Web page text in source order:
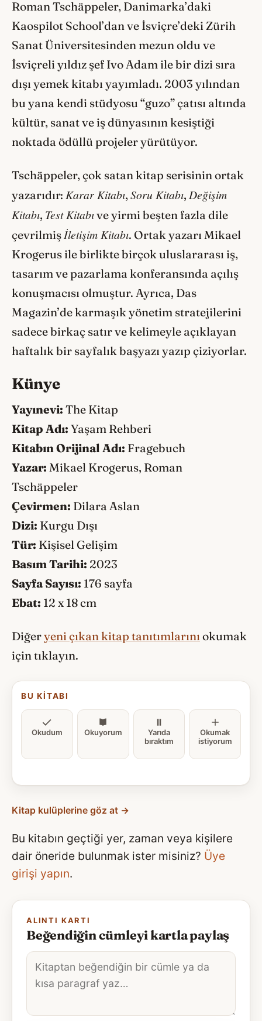
Roman Tschäppeler, Danimarka’daki
Kaospilot School’dan ve İsviçre’deki Zürih
Sanat Üniversitesinden mezun oldu ve
İsviçreli yıldız şef Ivo Adam ile bir dizi sıra
dışı yemek kitabı yayımladı. 2003 yılından
bu yana kendi stüdyosu “guzo” çatısı altında
kültür, sanat ve iş dünyasının kesiştiği
noktada ödüllü projeler yürütüyor.
Tschäppeler, çok satan kitap serisinin ortak
yazarıdır: Karar Kitabı, Soru Kitabı, Değişim
Kitabı, Test Kitabıve yirmi beşten fazla dile
çevrilmiş İletişim Kitabı. Ortak yazarı Mikael
Krogerus ile birlikte birçok uluslararası iş,
tasarım ve pazarlama konferansında açılış
konuşmacısı olmuştur. Ayrıca, Das
Magazin’de karmaşık yönetim stratejilerini
sadece birkaç satır ve kelimeyle açıklayan
haftalık bir sayfalık başyazı yazıp çiziyorlar.
Künye
Yayınevi: The Kitap
Kitap Adı: Yaşam Rehberi
Kitabın Orijinal Adı: Fragebuch
Yazar: Mikael Krogerus, Roman
Tschäppeler
Çevirmen: Dilara Aslan
Dizi: Kurgu Dışı
Tür: Kişisel Gelişim
Basım Tarihi: 2023
Sayfa Sayısı: 176 sayfa
Ebat: 12 x 18 cm
Diğeryeni çıkan kitap tanıtımlarını okumak
için tıklayın.
BU KITABI
Okudum Okuyorum
Yarıda
bıraktım
Okumak
istiyorum
Kitap kulüplerine göz at →
Bu kitabın geçtiği yer, zaman veya kişilere
dair öneride bulunmak ister misiniz? Üye
girişi yapın.
ALINTI KARTI
Beğendiğin cümleyi kartla paylaş
Alıntı
metni